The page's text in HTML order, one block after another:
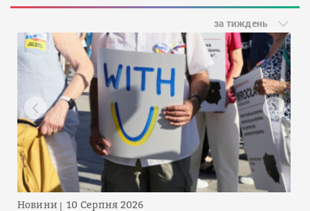
за тиждень
Новини 10 Серпня 2026